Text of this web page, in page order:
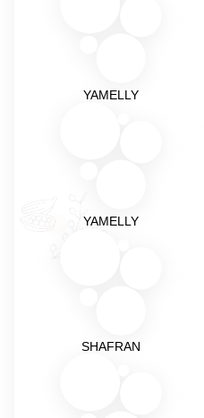
YAMELLY
YAMELLY
SHAFRAN